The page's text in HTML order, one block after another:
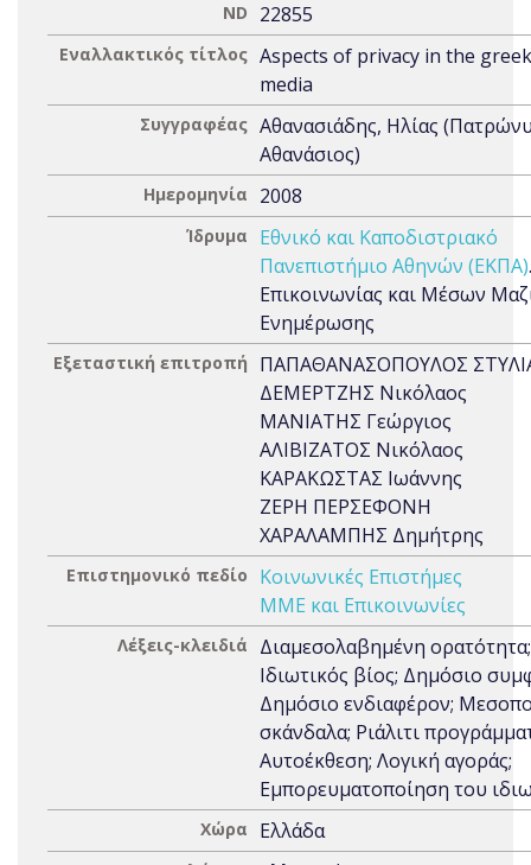
ND 22855
Εναλλακτικός τίτλος Aspects of privacy in the
media
Συγγραφέας Αθανασιάδης, Ηλίας
Αθανάσιος)
Ημερομηνία 2008
Ίδρυμα
Εθνικό και Καποδιστριακό
Πανεπιστήμιο Αθηνών (ΕΚΠΑ)
Επικοινωνίας και Μέσων
Ενημέρωσης
Εξεταστική επιτροπή
ΠΑΠΑΘΑΝΑΣΟΠΟΥΛΟΣ
ΔΕΜΕΡΤΖΗΣ Νικόλαος
ΜΑΝΙΑΤΗΣ Γεώργιος
ΑΛΙΒΙΖΑΤΟΣ Νικόλαος
ΚΑΡΑΚΩΣΤΑΣ Ιωάννης
ΖΕΡΗ ΠΕΡΣΕΦΟΝΗ
ΧΑΡΑΛΑΜΠΗΣ Δημήτρης
Επιστημονικό πεδίο
Κοινωνικές Επιστήμες
ΜΜΕ και Επικοινωνίες
Λέξεις-κλειδιά
Διαμεσολαβημένη ορατότητα;
Ιδιωτικός βίος; Δημόσιο
Δημόσιο ενδιαφέρον;
σκάνδαλα; Ριάλιτι
Αυτοέκθεση; Λογική αγοράς;
Εμπορευματοποίηση του
Χώρα Ελλάδα